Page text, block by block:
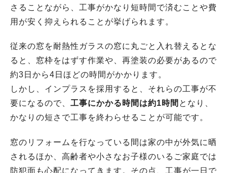
さることながら、工事がかなり短時間で済むことや費
用が安く抑えられることが挙げられます。
従来の窓を耐熱性ガラスの窓に丸ごと入れ替えるとな
ると、窓枠をはずす作業や、再塗装の必要があるので
約3日から4日ほどの時間がかかります。
しかし、インプラスを採用すると、それらの工事が不
要になるので、 工事にかかる時間は約1時間 となり、
かなりの短さで工事を終わらせることが可能です。
窓のリフォームを行なっている間は家の中が外気に晒
されるほか、高齢者や小さなお子様のいるご家庭では
防犯面も心配になってきます。その点、工事が一日で